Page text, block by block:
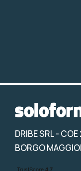
DRIBE SRL-
BORGO